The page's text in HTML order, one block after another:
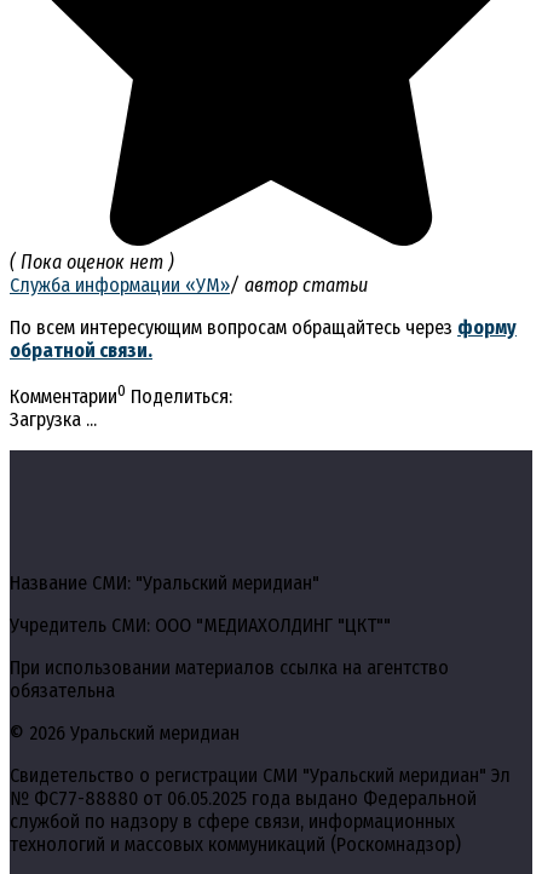
( Пока оценок нет )
Служба информации «УМ»/ автор статьи
По всем интересующим вопросам обращайтесь через форму
обратной связи.
Комментарии0 Поделиться:
Загрузка ...
Название СМИ: "Уральский меридиан"
Учредитель СМИ: ООО "МЕДИАХОЛДИНГ "ЦКТ""
При использовании материалов ссылка на агентство
обязательна
© 2026 Уральский меридиан
Свидетельство о регистрации СМИ "Уральский меридиан" Эл
№ ФС77-88880 от 06.05.2025 года выдано Федеральной
службой по надзору в сфере связи, информационных
технологий и массовых коммуникаций (Роскомнадзор)